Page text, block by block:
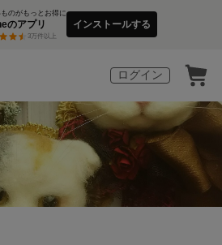
ものがもっとお得に
のアプリ
3万件以上
インストールする
ログイン